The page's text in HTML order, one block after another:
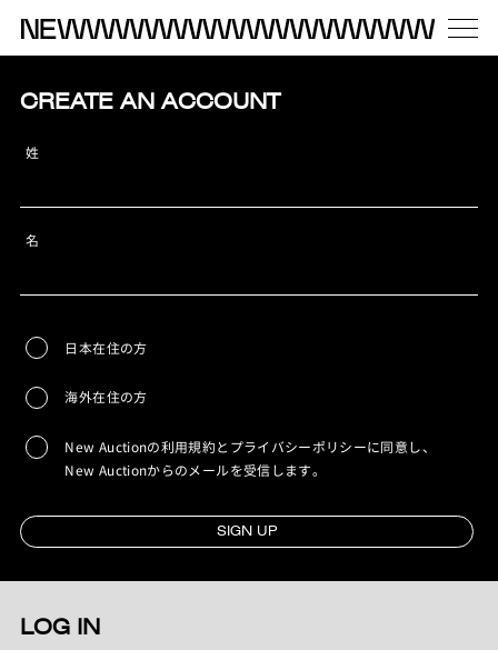
CREATE AN ACCOUNT
姓
名
日本在住の方
海外在住の方
New Auctionの利用規約とプライバシーポリシーに同意し、
New Auctionからのメールを受信します。
SIGN UP
LOG IN